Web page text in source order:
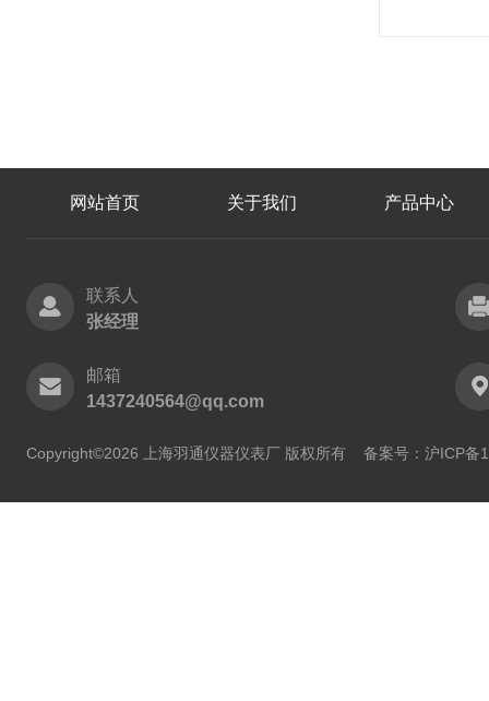
网站首页 关于我们 产品中心
联系人
张经理
邮箱
1437240564@qq.com
Copyright©2026 上海羽通仪器仪表厂 版权所有 备案号：沪ICP备